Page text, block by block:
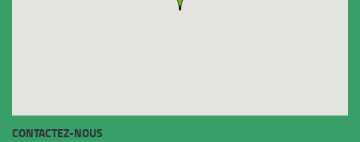
CONTACTEZ-NOUS